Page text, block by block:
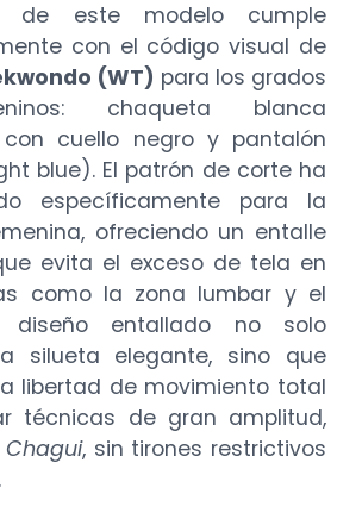
de este modelo cumple
con el código visual de
(WT) para los grados
chaqueta blanca
cuello negro y pantalón
blue). El patrón de corte ha
específicamente para la
ofreciendo un entalle
evita el exceso de tela en
como la zona lumbar y el
diseño entallado no solo
silueta elegante, sino que
libertad de movimiento total
técnicas de gran amplitud,
Chagui, sin tirones restrictivos